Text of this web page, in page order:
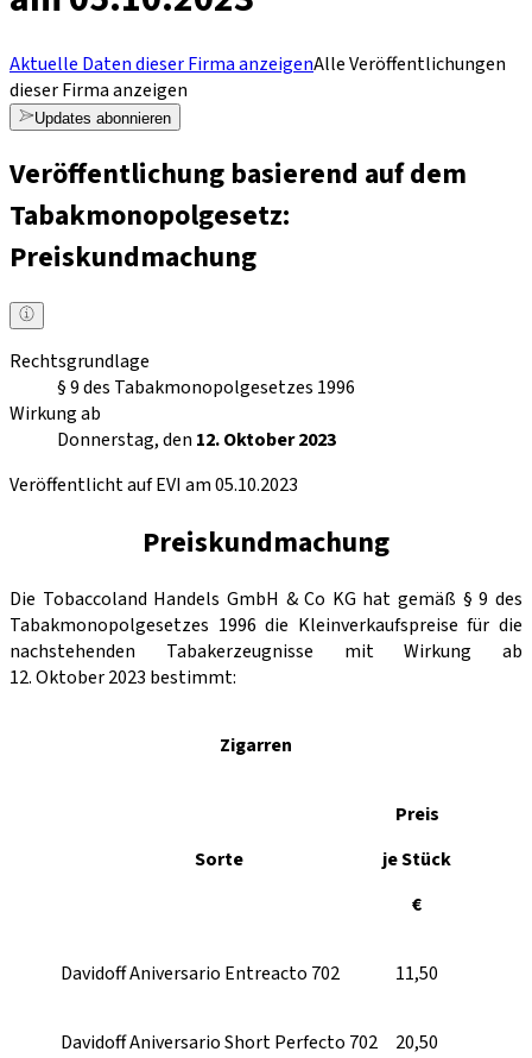
Aktuelle Daten dieser Firma anzeigenAlle Veröffentlichungen
dieser Firma anzeigen
Updates abonnieren
Veröffentlichung basierend auf dem
Tabakmonopolgesetz:
Preiskundmachung
Rechtsgrundlage
§ 9 des Tabakmonopolgesetzes 1996
Wirkung ab
Donnerstag, den 12. Oktober 2023
Veröffentlicht auf EVI am 05.10.2023
Preiskundmachung
Die Tobaccoland Handels GmbH & Co KG hat gemäß § 9 des
Tabakmonopolgesetzes 1996 die Kleinverkaufspreise für die
nachstehenden Tabakerzeugnisse mit Wirkung ab
12. Oktober 2023 bestimmt:
Zigarren
Sorte
Preis
je Stück
€
Davidoff Aniversario Entreacto 702 11,50
Davidoff Aniversario Short Perfecto 702 20,50